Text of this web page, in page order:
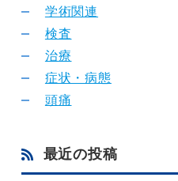
学術関連
検査
治療
症状・病態
頭痛
最近の投稿